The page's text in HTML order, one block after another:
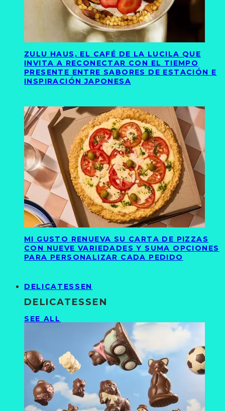
ZULU HAUS, EL CAFÉ DE LA LUCILA QUE
INVITA A RECONECTAR CON EL TIEMPO
PRESENTE ENTRE SABORES DE ESTACIÓN E
INSPIRACIÓN JAPONESA
MI GUSTO RENUEVA SU CARTA DE PIZZAS
CON NUEVE VARIEDADES Y SUMA OPCIONES
PARA PERSONALIZAR CADA PEDIDO
DELICATESSEN
DELICATESSEN
SEE ALL